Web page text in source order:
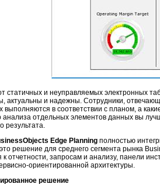
статичных и неуправляемых электронных
актуальны и надежны. Сотрудники,
выполняются в соответствии с планом, а
анализа отдельных элементов данных вы
результата.
Edge Planning полностью
решение для среднего сегмента рынка
к отчетности, запросам и анализу, панели
ориентированной архитектуры.
решение